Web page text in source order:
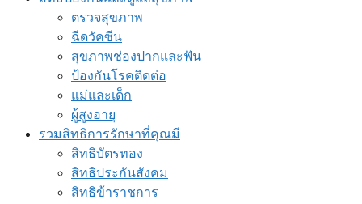
ตรวจสุขภาพ
ฉีดวัคซีน
สุขภาพช่องปากและฟัน
ป้องกันโรคติดต่อ
แม่และเด็ก
ผู้สูงอายุ
รวมสิทธิการรักษาที่คุณมี
สิทธิบัตรทอง
สิทธิประกันสังคม
สิทธิข้าราชการ